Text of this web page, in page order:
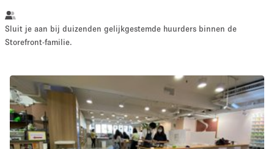
Een
fotoshoot
maken
Conferentie Vergadering Kantoor
Winkel
delen
Sluit je aan bij duizenden gelijkgestemde huurders binnen de
Storefront-familie.